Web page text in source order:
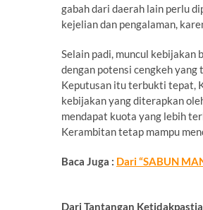
gabah dari daerah lain perlu
kejelian dan pengalaman,
Selain padi, muncul kebijakan
dengan potensi cengkeh
Keputusan itu terbukti tepat,
kebijakan yang diterapkan
mendapat kuota yang lebih
Kerambitan tetap mampu
Baca Juga : Dari “SABUN
Dari Tantangan